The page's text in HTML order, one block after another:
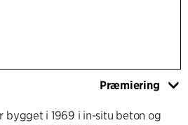
Præmiering
bygget i 1969 i in-situ beton og